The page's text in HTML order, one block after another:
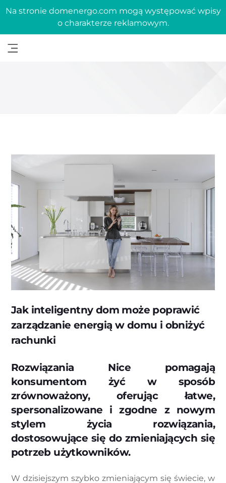
Na stronie domenergo.com mogą występować wpisy
o charakterze reklamowym.
Jak inteligentny dom może poprawić
zarządzanie energią w domu i obniżyć
rachunki
Rozwiązania Nice pomagają
konsumentom żyć w sposób
zrównoważony, oferując łatwe,
spersonalizowane i zgodne z nowym
stylem życia rozwiązania,
dostosowujące się do zmieniających się
potrzeb użytkowników.
W dzisiejszym szybko zmieniającym się świecie, w